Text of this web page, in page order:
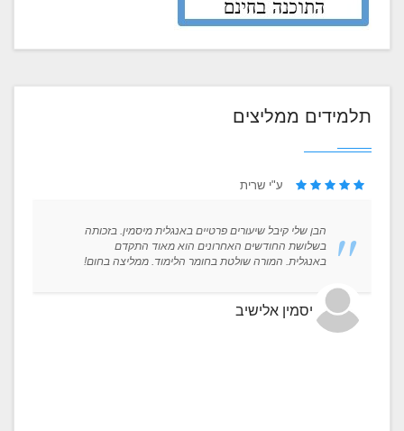
תלמידים ממליצים
ע"י שרית
הבן שלי קיבל שיעורים פרטיים באנגלית מיסמין. בזכותה
בשלושת החודשים האחרונים הוא מאוד התקדם
באנגלית. המורה שולטת בחומר הלימוד. ממליצה בחום!
יסמין אלישיב